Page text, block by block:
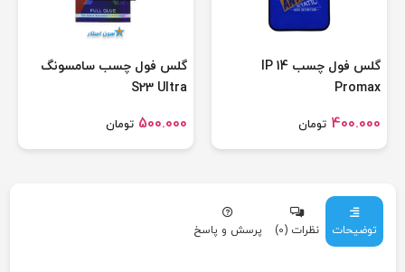
گلس فول چسب IP 14
Promax
تومان400.000
گلس فول چسب سامسونگ
S23 Ultra
تومان500.000
توضیحات نظرات (0) پرسش و پاسخ